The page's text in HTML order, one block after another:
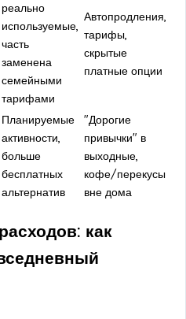
реально
используемые,
часть
заменена
семейными
тарифами
Автопродления,
тарифы,
скрытые
платные опции
Планируемые
активности,
больше
бесплатных
альтернатив
"Дорогие
привычки" в
выходные,
кофе/перекусы
вне дома
как